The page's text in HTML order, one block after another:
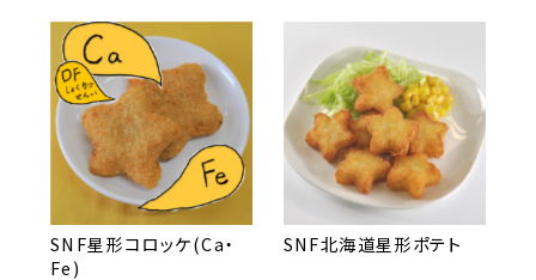
SNF星形コロッケ(Ca・
Fe)
SNF北海道星形ポテト